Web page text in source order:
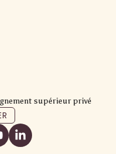
supérieur privé